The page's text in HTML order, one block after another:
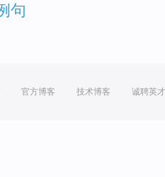
句
官方博客 技术博客 诚聘英才